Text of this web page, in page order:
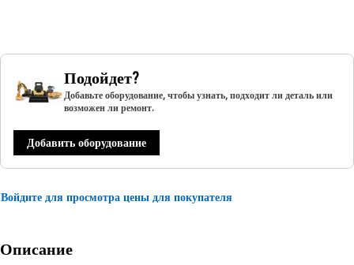
Подойдет?
Добавьте оборудование, чтобы узнать, подходит ли деталь или
возможен ли ремонт.
Добавить оборудование
Войдите для просмотра цены для покупателя
Описание